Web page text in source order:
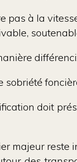
pas à la
sobriété
doit
majeur reste